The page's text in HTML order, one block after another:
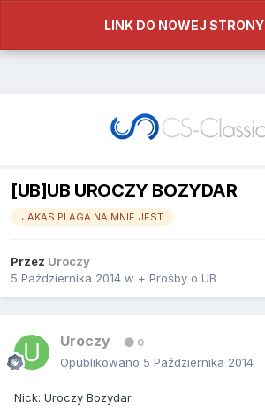
LINK DO NOWEJ STRONY
[UB]UB UROCZY BOZYDAR
JAKAS PLAGA NA MNIE JEST
Przez Uroczy
5 Października 2014 w + Prośby o UB
Uroczy 0
Opublikowano 5 Października 2014
Nick: Uroczy Bozydar